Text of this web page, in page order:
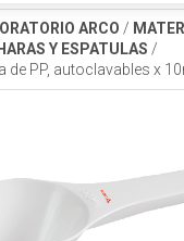
ARCO /
Y ESPATULAS /
de PP, autoclavables x